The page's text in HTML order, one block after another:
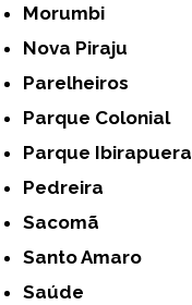
Morumbi
Nova Piraju
Parelheiros
Parque Colonial
Parque Ibirapuera
Pedreira
Sacomã
Santo Amaro
Saúde